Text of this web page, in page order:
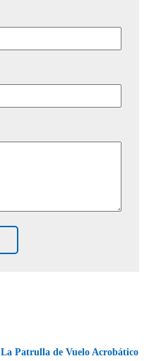
La Patrulla de Vuelo Acrobático